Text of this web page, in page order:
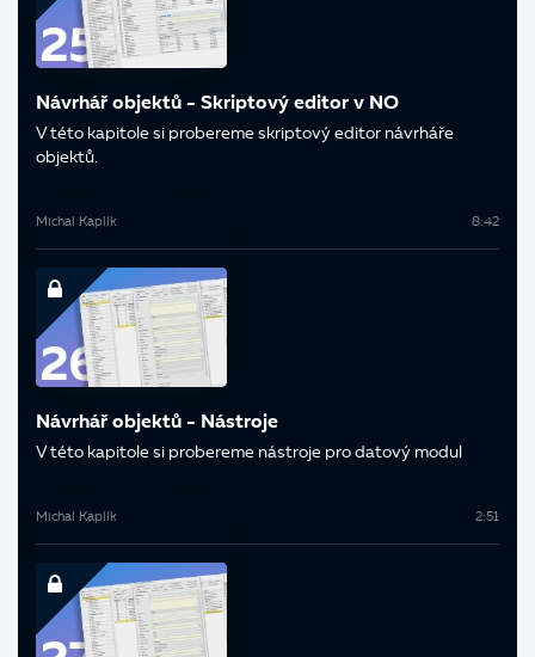
Návrhář objektů - Skriptový editor v NO
V této kapitole si probereme skriptový editor návrháře
objektů.
Michal Kaplík 8:42
Návrhář objektů - Nástroje
V této kapitole si probereme nástroje pro datový modul
Michal Kaplík 2:51